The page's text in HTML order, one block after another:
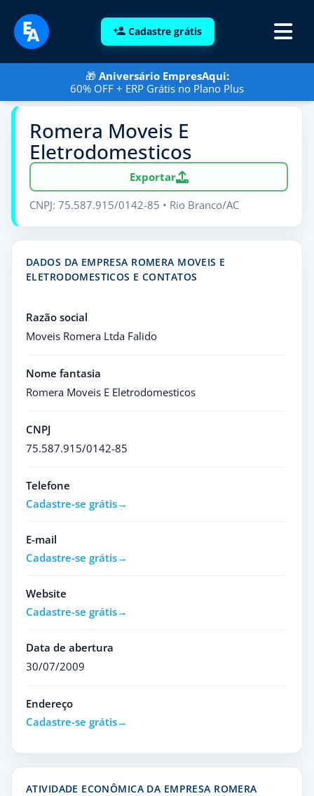
Cadastre grátis
🎁 Aniversário EmpresAqui:
60% OFF + ERP Grátis no Plano Plus
Romera Moveis E
Eletrodomesticos
Exportar
CNPJ: 75.587.915/0142-85 • Rio Branco/AC
DADOS DA EMPRESA ROMERA MOVEIS E
ELETRODOMESTICOS E CONTATOS
Razão social
Moveis Romera Ltda Falido
Nome fantasia
Romera Moveis E Eletrodomesticos
CNPJ
75.587.915/0142-85
Telefone
Cadastre-se grátis
E-mail
Cadastre-se grátis
Website
Cadastre-se grátis
Data de abertura
30/07/2009
Endereço
Cadastre-se grátis
ATIVIDADE ECONÔMICA DA EMPRESA ROMERA